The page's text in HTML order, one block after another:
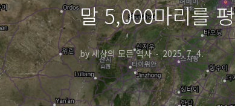
말 5,000마리를
by 세상의 모든 역사 2025. 7. 4.